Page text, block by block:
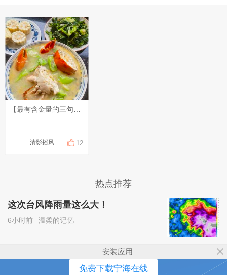
清影摇风 12
热点推荐
这次台风降雨量这么大！
6小时前 温柔的记忆
安装应用
免费下载宁海在线